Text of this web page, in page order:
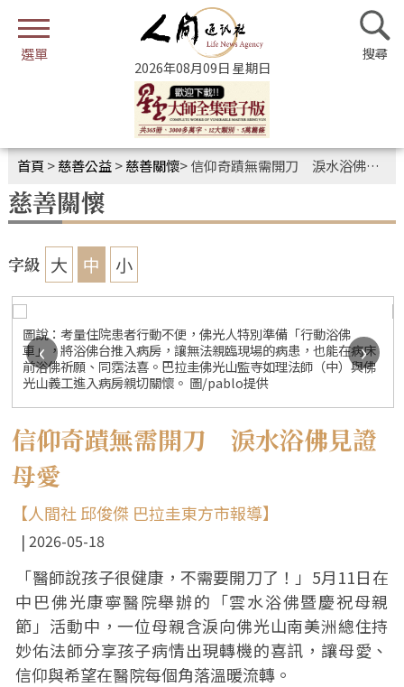
2026年08月09日 星期日
首頁 >慈善公益>慈善關懷>信仰奇蹟無需開刀 淚水浴佛見證母愛
慈善關懷
字級 大 中 小
圖說：考量住院患者行動不便，佛光人特別準備「行動浴佛
車」，將浴佛台推入病房，讓無法親臨現場的病患，也能在病床
前浴佛祈願、同霑法喜。巴拉圭佛光山監寺如理法師（中）與佛
光山義工進入病房親切關懷。 圖/pablo提供
‹ ›
信仰奇蹟無需開刀 淚水浴佛見證
母愛
【人間社 邱俊傑 巴拉圭東方市報導】
2026-05-18
「醫師說孩子很健康，不需要開刀了！」5月11日在
中巴佛光康寧醫院舉辦的「雲水浴佛暨慶祝母親
節」活動中，一位母親含淚向佛光山南美洲總住持
妙佑法師分享孩子病情出現轉機的喜訊，讓母愛、
信仰與希望在醫院每個角落溫暖流轉。